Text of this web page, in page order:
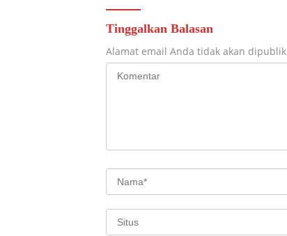
Tinggalkan Balasan
Alamat email Anda tidak akan